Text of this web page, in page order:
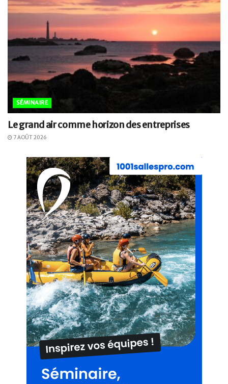
SÉMINAIRE
Le grand air comme horizon des entreprises
7 AOÛT 2026